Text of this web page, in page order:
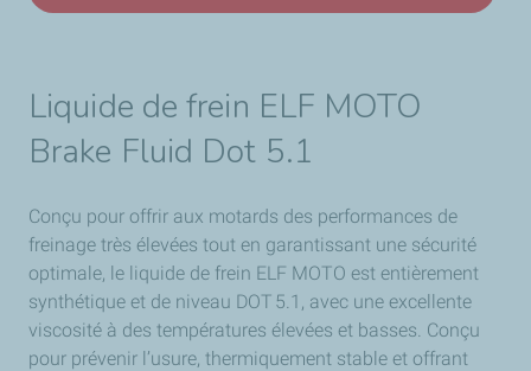
Liquide de frein ELF MOTO
Brake Fluid Dot 5.1
Conçu pour offrir aux motards des performances de
freinage très élevées tout en garantissant une sécurité
optimale, le liquide de frein ELF MOTO est entièrement
synthétique et de niveau DOT 5.1, avec une excellente
viscosité à des températures élevées et basses. Conçu
pour prévenir l’usure, thermiquement stable et offrant